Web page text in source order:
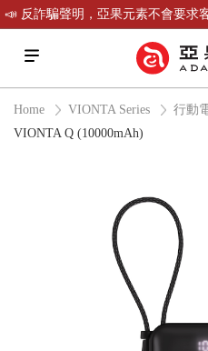
📣 反詐騙聲明，亞果元素不會要求
可致電(02)-2738-9900聯繫
Home VIONTA Series
行動
VIONTA Q (10000mAh)